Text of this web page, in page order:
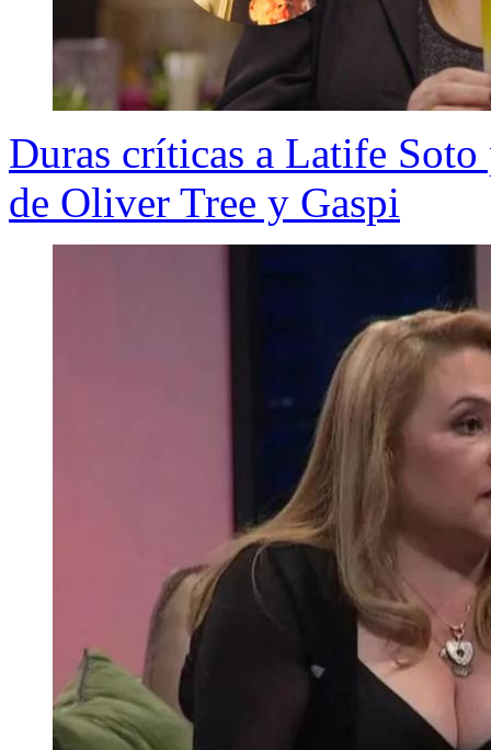
Duras críticas a Latife
de Oliver Tree y Gaspi